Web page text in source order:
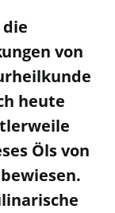
von
heute
Öls von